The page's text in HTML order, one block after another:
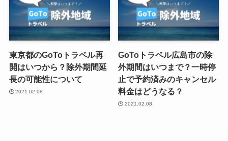
東京都のGoToトラベル再
開はいつから？除外期間延
長の可能性について
2021.02.08
GoToトラベル広島市の除
外期間はいつまで？一時停
止で予約済みのキャンセル
料金はどうなる？
2021.02.08